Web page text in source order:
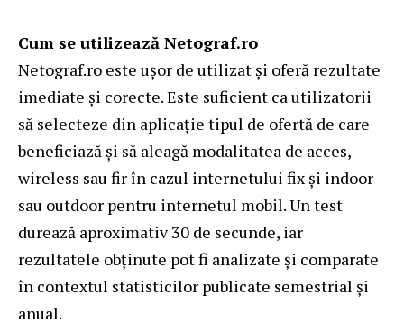
Cum se utilizează Netograf.ro
Netograf.ro este ușor de utilizat și oferă rezultate
imediate și corecte. Este suficient ca utilizatorii
să selecteze din aplicație tipul de ofertă de care
beneficiază și să aleagă modalitatea de acces,
wireless sau fir în cazul internetului fix și indoor
sau outdoor pentru internetul mobil. Un test
durează aproximativ 30 de secunde, iar
rezultatele obținute pot fi analizate și comparate
în contextul statisticilor publicate semestrial și
anual.